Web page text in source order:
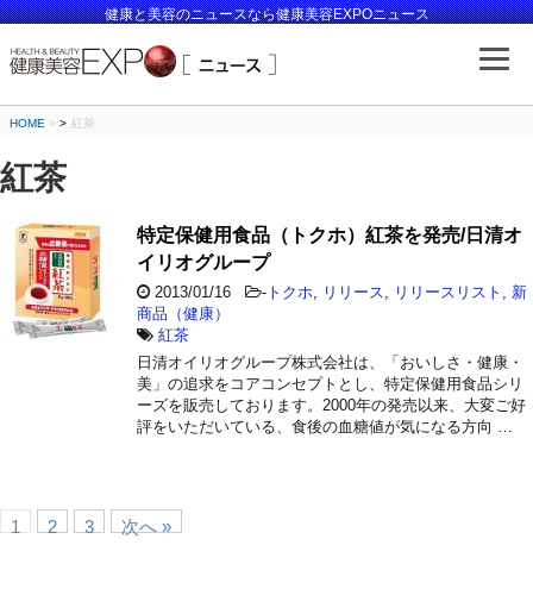
健康と美容のニュースなら健康美容EXPOニュース
HOME > 紅茶
紅茶
特定保健用食品（トクホ）紅茶を発売/日清オ
イリオグループ
2013/01/16 - トクホ リリース リリースリスト
新
商品（健康）
紅茶
日清オイリオグループ株式会社は、「おいしさ・健康・
美」の追求をコアコンセプトとし、特定保健用食品シリ
ーズを販売しております。2000年の発売以来、大変ご好
評をいただいている、食後の血糖値が気になる方向 …
1 2 3 次へ »